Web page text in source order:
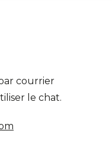
courrier
le chat.